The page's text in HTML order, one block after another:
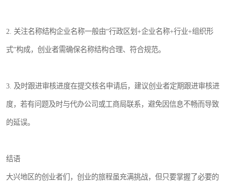
2. 关注名称结构企业名称一般由“行政区划+企业名称+行业+组织形
式”构成，创业者需确保名称结构合理、符合规范。
3. 及时跟进审核进度在提交核名申请后，建议创业者定期跟进审核进
度，若有问题及时与代办公司或工商局联系，避免因信息不畅而导致
的延误。
结语
大兴地区的创业者们，创业的旅程虽充满挑战，但只要掌握了必要的